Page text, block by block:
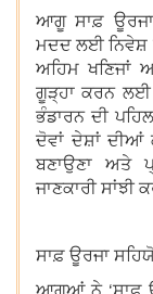
ਆਗੂ ਸਾਫ਼
ਮਦਦ ਲਈ ਨਿਵੇਸ਼
ਅਹਿਮ ਖਣਿਜਾਂ
ਗੂੜ੍ਹਾ ਕਰਨ ਲਈ
ਭੰਡਾਰਨ ਦੀ
ਦੋਵਾਂ ਦੇਸ਼ਾਂ ਦੀਆਂ
ਬਣਾਉਣਾ ਅਤੇ
ਜਾਣਕਾਰੀ ਸਾਂਝੀ
ਸਾਫ਼ ਊਰਜਾ